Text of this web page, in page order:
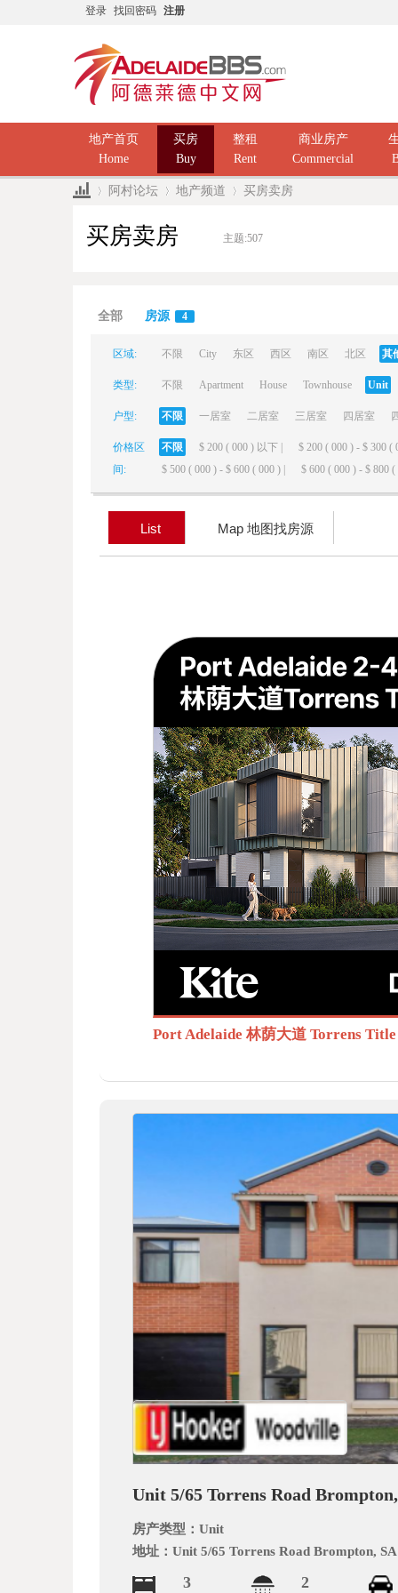
登录 找回密码 注册
地产首页
Home
买房
Buy
整租
Rent
商业房产
Commercial
阿村论坛 地产频道 买房卖房
买房卖房 主题:507
全部 房源 4
区域: 不限 City 东区 西区 南区 北区 其
类型: 不限 Apartment House Townhouse Unit
户型: 不限 一居室 二居室 三居室 四居室
价格区
间:
不限 $ 200 ( 000 ) 以下 |
$ 200 ( 000 ) - $ 300 (
$ 500 ( 000 ) - $ 600 ( 000 ) |
$ 600 ( 000 ) - $ 800 (
List Map 地图找房源
Port Adelaide 林荫大道 Torrens
Unit 5/65 Torrens Road
房产类型：Unit
地址：Unit 5/65 Torrens Road Brompton,
3 2